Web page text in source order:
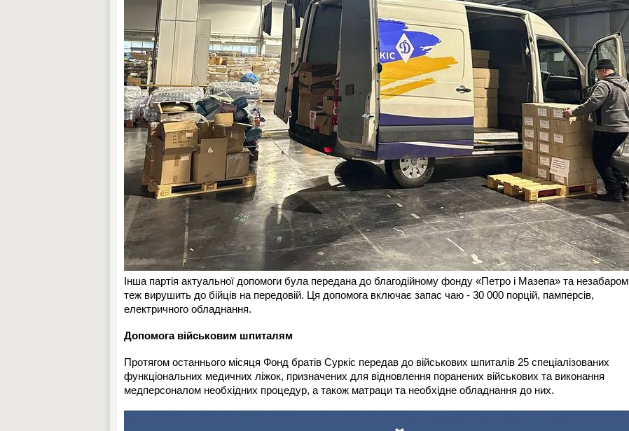
Інша партія актуальної допомоги була передана до благодійному фонду «Петро і Мазепа» та незабаром
теж вирушить до бійців на передовій. Ця допомога включає запас чаю - 30 000 порцій, памперсів,
електричного обладнання.
Допомога військовим шпиталям
Протягом останнього місяця Фонд братів Суркіс передав до військових шпиталів 25 спеціалізованих
функціональних медичних ліжок, призначених для відновлення поранених військових та виконання
медперсоналом необхідних процедур, а також матраци та необхідне обладнання до них.